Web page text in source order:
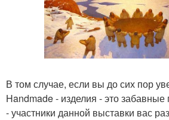
В том случае, если вы до сих пор
Handmade - изделия - это забавные
- участники данной выставки вас